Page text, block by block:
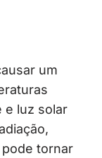
um
e luz solar
tornar